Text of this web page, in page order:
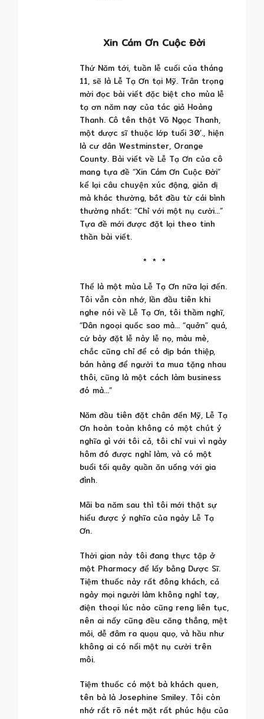
Xin Cám Ơn Cuộc Đời
Thứ Năm tới, tuần lễ cuối của tháng
11, sẽ là Lễ Tạ Ơn tại Mỹ. Trân trọng
mời đọc bài viết đặc biệt cho mùa lễ
tạ ơn năm nay của tác giả Hoàng
Thanh. Cô tên thật Võ Ngọc Thanh,
một dược sĩ thuộc lớp tuổi 30’., hiện
là cư dân Westminster, Orange
County. Bài viết về Lễ Tạ Ơn của cô
mang tựa đề “Xin Cám Ơn Cuộc Đời”
kể lại câu chuyện xúc động, giản dị
mà khác thường, bắt đầu từ cái bình
thường nhất: “Chỉ với một nụ cười…”
Tựa đề mới được đặt lại theo tinh
thần bài viết.
* * *
Thế là một mùa Lễ Tạ Ơn nữa lại đến.
Tôi vẫn còn nhớ, lần đầu tiên khi
nghe nói về Lễ Tạ Ơn, tôi thầm nghĩ,
“Dân ngoại quốc sao mà… “quởn” quá,
cứ bày đặt lễ này lễ nọ, màu mè,
chắc cũng chỉ để có dịp bán thiệp,
bán hàng để người ta mua tặng nhau
thôi, cũng là một cách làm business
đó mà…”
Năm đầu tiên đặt chân đến Mỹ, Lễ Tạ
Ơn hoàn toàn không có một chút ý
nghĩa gì với tôi cả, tôi chỉ vui vì ngày
hôm đó được nghỉ làm, và có một
buổi tối quây quần ăn uống với gia
đình.
Mãi ba năm sau thì tôi mới thật sự
hiểu được ý nghĩa của ngày Lễ Tạ
Ơn.
Thời gian này tôi đang thực tập ở
một Pharmacy để lấy bằng Dược Sĩ.
Tiệm thuốc này rất đông khách, cả
ngày mọi người làm không nghỉ tay,
điện thoại lúc nào cũng reng liên tục,
nên ai nấy cũng đều căng thẳng, mệt
mỏi, dễ đâm ra quạu quọ, và hầu như
không ai có nổi một nụ cười trên
môi.
Tiệm thuốc có một bà khách quen,
tên bà là Josephine Smiley. Tôi còn
nhớ rất rõ nét mặt rất phúc hậu của